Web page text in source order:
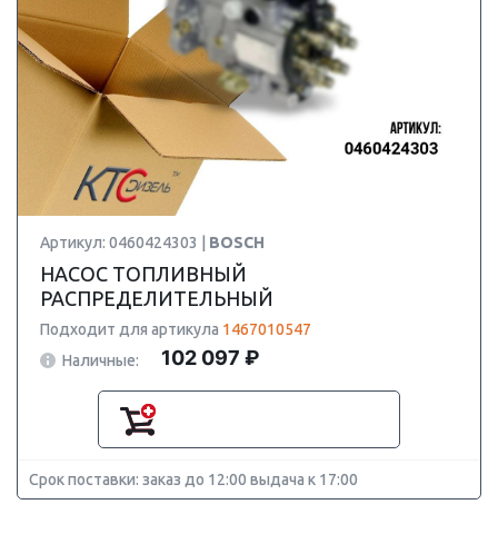
Артикул: 0460424303 | BOSCH
НАСОС ТОПЛИВНЫЙ
РАСПРЕДЕЛИТЕЛЬНЫЙ
Подходит для артикула 1467010547
Наличные:
102 097 ₽
Срок поставки: заказ до 12:00 выдача к 17:00